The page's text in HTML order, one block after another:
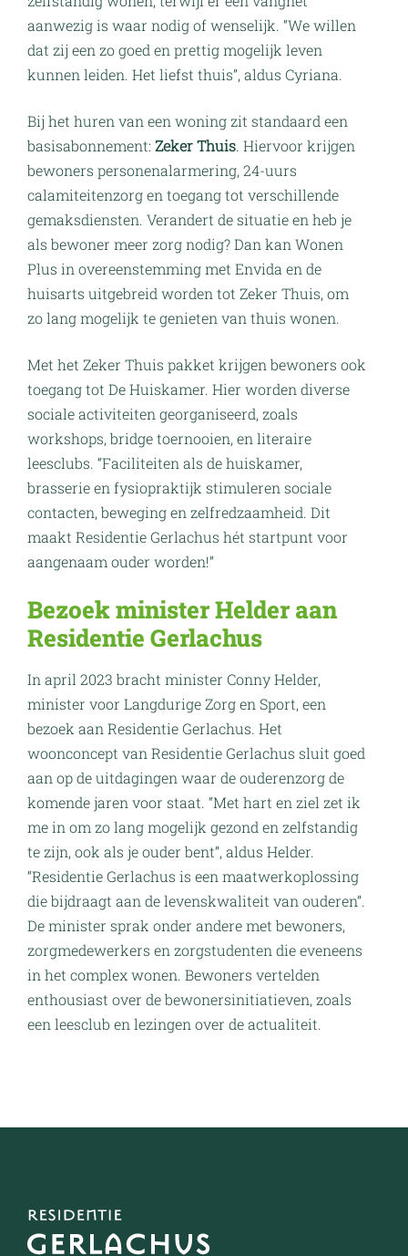
aanwezig is waar nodig of wenselijk. “We willen
dat zij een zo goed en prettig mogelijk leven
kunnen leiden. Het liefst thuis”, aldus Cyriana.
Bij het huren van een woning zit standaard een
basisabonnement: Zeker Thuis. Hiervoor krijgen
bewoners personenalarmering, 24-uurs
calamiteitenzorg en toegang tot verschillende
gemaksdiensten. Verandert de situatie en heb je
als bewoner meer zorg nodig? Dan kan Wonen
Plus in overeenstemming met Envida en de
huisarts uitgebreid worden tot Zeker Thuis, om
zo lang mogelijk te genieten van thuis wonen.
Met het Zeker Thuis pakket krijgen bewoners ook
toegang tot De Huiskamer. Hier worden diverse
sociale activiteiten georganiseerd, zoals
workshops, bridge toernooien, en literaire
leesclubs. “Faciliteiten als de huiskamer,
brasserie en fysiopraktijk stimuleren sociale
contacten, beweging en zelfredzaamheid. Dit
maakt Residentie Gerlachus hét startpunt voor
aangenaam ouder worden!”
Bezoek minister Helder aan
Residentie Gerlachus
In april 2023 bracht minister Conny Helder,
minister voor Langdurige Zorg en Sport, een
bezoek aan Residentie Gerlachus. Het
woonconcept van Residentie Gerlachus sluit goed
aan op de uitdagingen waar de ouderenzorg de
komende jaren voor staat. “Met hart en ziel zet ik
me in om zo lang mogelijk gezond en zelfstandig
te zijn, ook als je ouder bent”, aldus Helder.
“Residentie Gerlachus is een maatwerkoplossing
die bijdraagt aan de levenskwaliteit van ouderen”.
De minister sprak onder andere met bewoners,
zorgmedewerkers en zorgstudenten die eveneens
in het complex wonen. Bewoners vertelden
enthousiast over de bewonersinitiatieven, zoals
een leesclub en lezingen over de actualiteit.